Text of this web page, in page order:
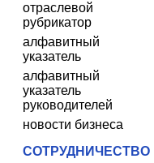
отраслевой
рубрикатор
алфавитный
указатель
алфавитный
указатель
руководителей
новости бизнеса
СОТРУДНИЧЕСТВО